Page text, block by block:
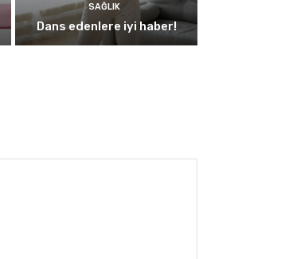
SAĞLIK
Dans edenlere iyi haber!